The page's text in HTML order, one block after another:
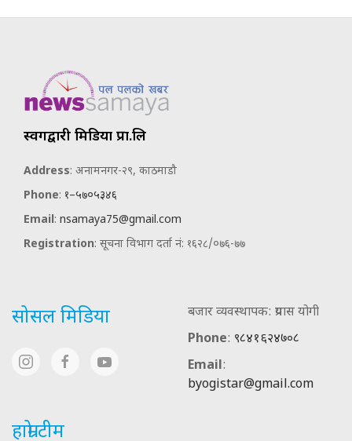
स्वर्गद्वारी मिडिया प्रा.लि
Address: अनामनगर-२९, काठमाडौ
Phone: १–५७०५३४६
Email: nsamaya75@gmail.com
Registration: सूचना विभाग दर्ता नं: १६२८/०७६-७७
सोसल मिडिया
बजार व्यवस्थापक: प्रयास योगी
Phone: ९८४१६२४७०८
Email:
byogistar@gmail.com
हाम्रो टीम